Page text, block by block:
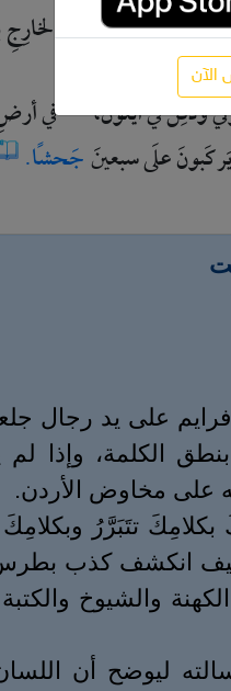
إلَىالخارِجِ،وأتَىمِنَالخارِجِ
ودُفِنَفيأيَّلونَ، في
علَىسبعينَجَحشًا.
على يد رجال
الكلمة، وإذا
على مخاوض الأردن.
يأكُلونَ ثَمَرَهُ" (أمثال ١٨: ٢١)؟ ألا
(متى ٢٦: ٧٣)؟ ألم يعرف رؤساء
ليوضح أن
الآن